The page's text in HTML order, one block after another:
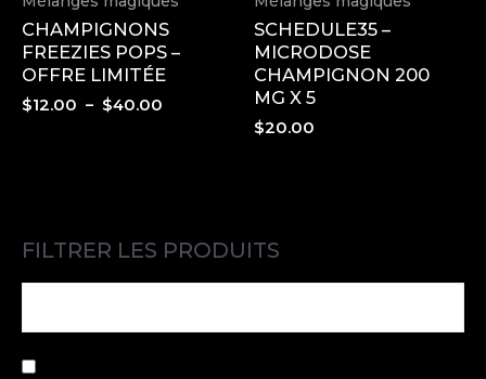
FILTRER LES PRODUITS
CHAMPIGNONS
FREEZIES POPS –
OFFRE LIMITÉE
$12.00 – $40.00
SCHEDULE35 –
MICRODOSE
CHAMPIGNON 200
MG X 5
$20.00